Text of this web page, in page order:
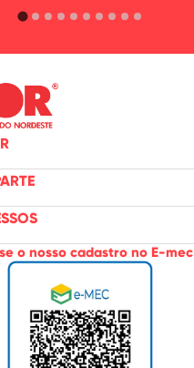
o nosso cadastro no E-mec